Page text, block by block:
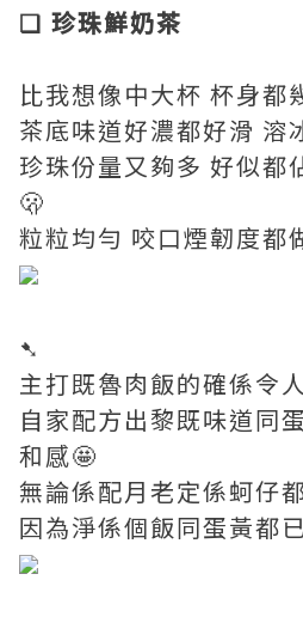
❏ 珍珠鮮奶茶
比我想像中大杯 杯身都
茶底味道好濃都好滑 溶
珍珠份量又夠多 好似都
🫢
粒粒均勻 咬口煙韌度都做
➷
主打既魯肉飯的確係令
自家配方出黎既味道同
和感🤩
無論係配月老定係蚵仔
因為淨係個飯同蛋黃都